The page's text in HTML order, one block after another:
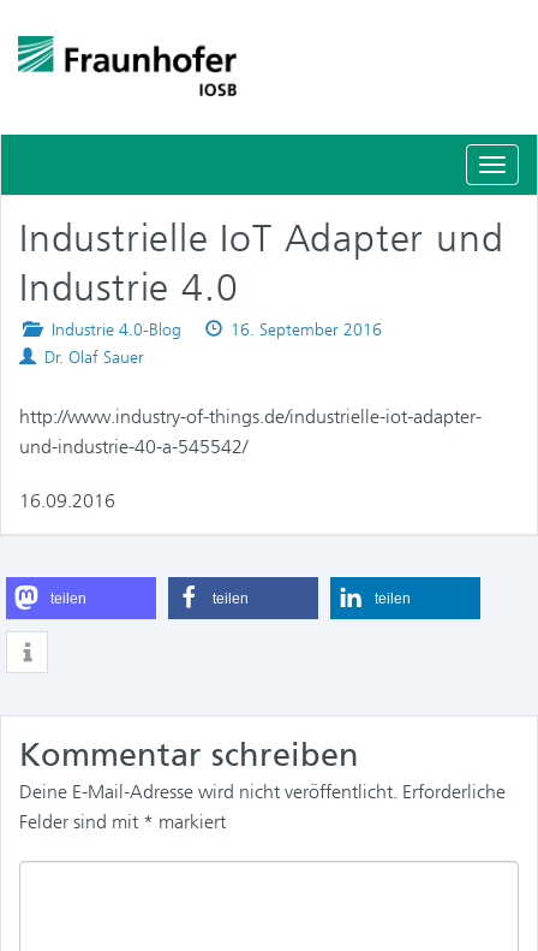
Industrielle IoT Adapter und
Industrie 4.0
Posted
in
Industrie 4.0-Blog
Published
16. September 2016
Authors
Dr. Olaf Sauer
http://www.industry-of-things.de/industrielle-iot-adapter-
und-industrie-40-a-545542/
16.09.2016
teilen teilen teilen
Kommentar schreiben
Deine E-Mail-Adresse wird nicht veröffentlicht. Erforderliche
Felder sind mit * markiert